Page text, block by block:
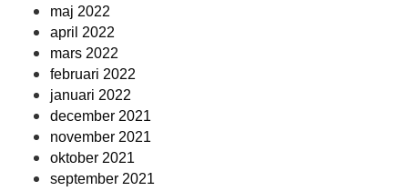
maj 2022
april 2022
mars 2022
februari 2022
januari 2022
december 2021
november 2021
oktober 2021
september 2021